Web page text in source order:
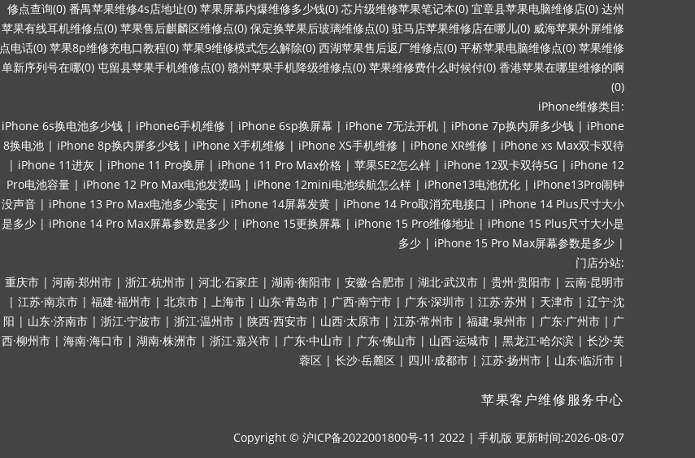
修点查询(0) 番禺苹果维修4s店地址(0) 苹果屏幕内爆维修多少钱(0) 芯片级维修苹果笔记本(0) 宜章县苹果电脑维修店(0) 达州
苹果有线耳机维修点(0) 苹果售后麒麟区维修点(0) 保定换苹果后玻璃维修点(0) 驻马店苹果维修店在哪儿(0) 威海苹果外屏维修
点电话(0) 苹果8p维修充电口教程(0) 苹果9维修模式怎么解除(0) 西湖苹果售后返厂维修点(0) 平桥苹果电脑维修点(0) 苹果维修
单新序列号在哪(0) 屯留县苹果手机维修点(0) 赣州苹果手机降级维修点(0) 苹果维修费什么时候付(0) 香港苹果在哪里维修的啊
(0)
iPhone维修类目:
iPhone 6s换电池多少钱 | iPhone6手机维修 | iPhone 6sp换屏幕 | iPhone 7无法开机 | iPhone 7p换内屏多少钱 | iPhone
8换电池 | iPhone 8p换内屏多少钱 | iPhone X手机维修 | iPhone XS手机维修 | iPhone XR维修 | iPhone xs Max双卡双待
| iPhone 11进灰 | iPhone 11 Pro换屏 | iPhone 11 Pro Max价格 | 苹果SE2怎么样 | iPhone 12双卡双待5G | iPhone 12
Pro电池容量 | iPhone 12 Pro Max电池发烫吗 | iPhone 12mini电池续航怎么样 | iPhone13电池优化 | iPhone13Pro闹钟
没声音 | iPhone 13 Pro Max电池多少毫安 | iPhone 14屏幕发黄 | iPhone 14 Pro取消充电接口 | iPhone 14 Plus尺寸大小
是多少 | iPhone 14 Pro Max屏幕参数是多少 | iPhone 15更换屏幕 | iPhone 15 Pro维修地址 | iPhone 15 Plus尺寸大小是
多少 | iPhone 15 Pro Max屏幕参数是多少 |
门店分站:
重庆市 | 河南·郑州市 | 浙江·杭州市 | 河北·石家庄 | 湖南·衡阳市 | 安徽·合肥市 | 湖北·武汉市 | 贵州·贵阳市 | 云南·昆明市
| 江苏·南京市 | 福建·福州市 | 北京市 | 上海市 | 山东·青岛市 | 广西·南宁市 | 广东·深圳市 | 江苏·苏州 | 天津市 | 辽宁·沈
阳 | 山东·济南市 | 浙江·宁波市 | 浙江·温州市 | 陕西·西安市 | 山西·太原市 | 江苏·常州市 | 福建·泉州市 | 广东·广州市 | 广
西·柳州市 | 海南·海口市 | 湖南·株洲市 | 浙江·嘉兴市 | 广东·中山市 | 广东·佛山市 | 山西·运城市 | 黑龙江·哈尔滨 | 长沙·芙
蓉区 | 长沙·岳麓区 | 四川·成都市 | 江苏·扬州市 | 山东·临沂市 |
苹果客户维修服务中心
Copyright © 沪ICP备2022001800号-11 2022 | 手机版 更新时间:2026-08-07